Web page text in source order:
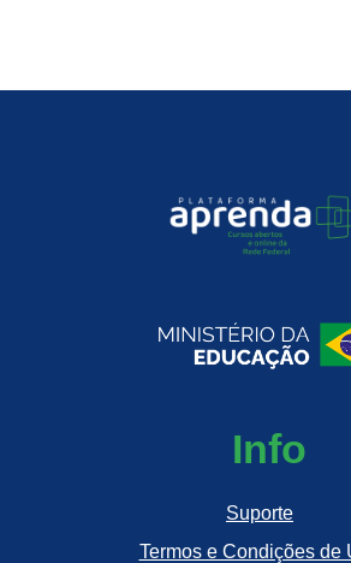
Info
Suporte
Termos e Condições de